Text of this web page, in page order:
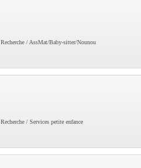
Recherche / AssMat/Baby-sitter/Nounou
Recherche / Services petite enfance